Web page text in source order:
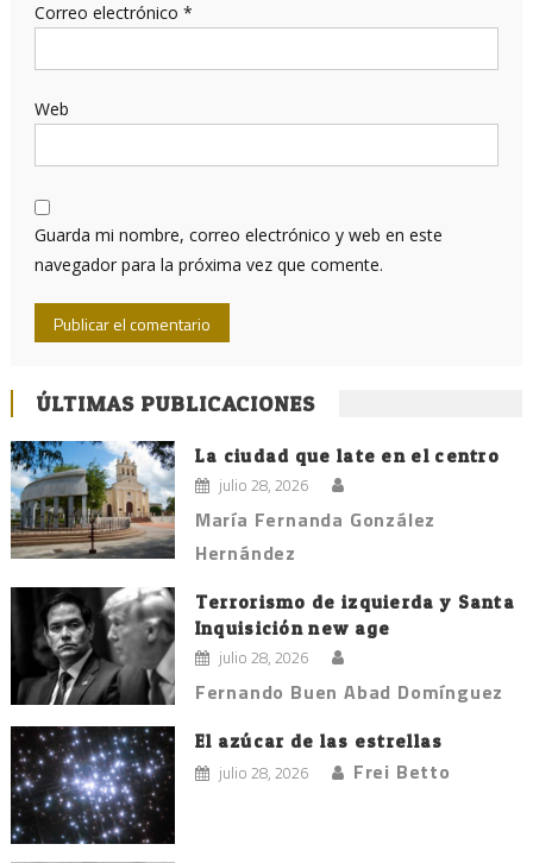
Correo electrónico *
Web
Guarda mi nombre, correo electrónico y web en este
navegador para la próxima vez que comente.
ÚLTIMAS PUBLICACIONES
La ciudad que late en el centro
julio 28, 2026
María Fernanda González
Hernández
Terrorismo de izquierda y Santa
Inquisición new age
julio 28, 2026
Fernando Buen Abad Domínguez
El azúcar de las estrellas
julio 28, 2026 Frei Betto